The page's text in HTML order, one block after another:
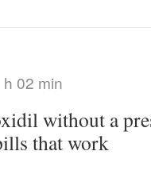
02 min
without a
that work